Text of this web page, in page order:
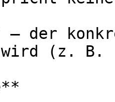
der
(z. B.